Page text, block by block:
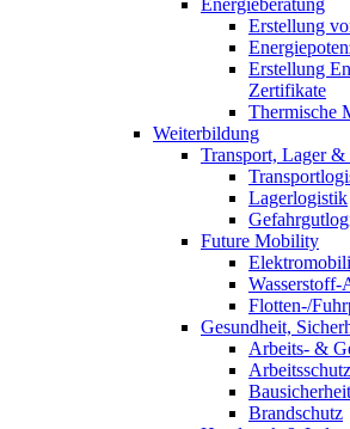
Erstellung
Erstellung
Zertifikate
Thermische
Weiterbildung
Transport, Lager &
Lagerlogistik
Future Mobility
Wasserstoff-
Flotten-/
Gesundheit,
Arbeits- &
Bausicherheit
Brandschutz